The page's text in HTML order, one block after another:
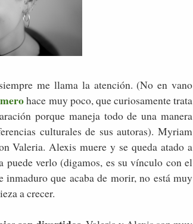
me llama la atención. (No en vano
hace muy poco, que curiosamente trata
porque maneja todo de una manera
culturales de sus autoras). Myriam
Valeria. Alexis muere y se queda atado a
puede verlo (digamos, es su vínculo con el
que acaba de morir, no está muy
a crecer.